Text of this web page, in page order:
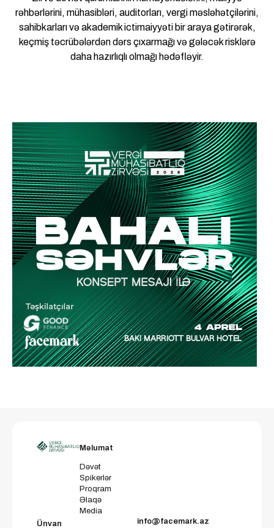
rəhbərlərini, mühasibləri, auditorları, vergi məsləhətçilərini,
sahibkarları və akademik ictimaiyyəti bir araya gətirərək,
keçmiş təcrübələrdən dərs çıxarmağı və gələcək risklərə
daha hazırlıqlı olmağı hədəfləyir.
Məlumat
Dəvət
Spikerlər
Proqram
Əlaqə
Media
Ünvan
info@facemark.az